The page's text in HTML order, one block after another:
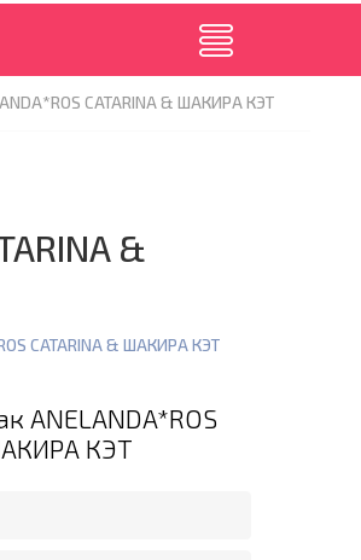
CATARINA & ШАКИРА КЭТ
&
CATARINA & ШАКИРА КЭТ
ANELANDA*ROS
КЭТ